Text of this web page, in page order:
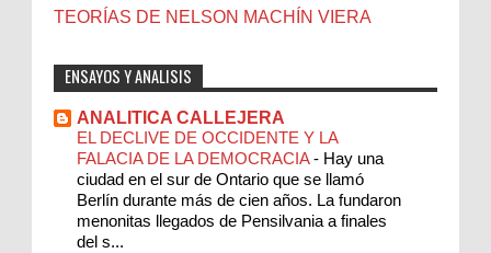
TEORÍAS DE NELSON MACHÍN VIERA
ENSAYOS Y ANALISIS
ANALITICA CALLEJERA
EL DECLIVE DE OCCIDENTE Y LA
FALACIA DE LA DEMOCRACIA- Hay una
ciudad en el sur de Ontario que se llamó
Berlín durante más de cien años. La fundaron
menonitas llegados de Pensilvania a finales
del s...